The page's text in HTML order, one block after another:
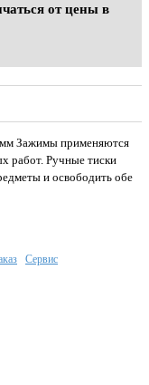
от цены в
Зажимы применяются
работ. Ручные тиски
и освободить обе
Сервис